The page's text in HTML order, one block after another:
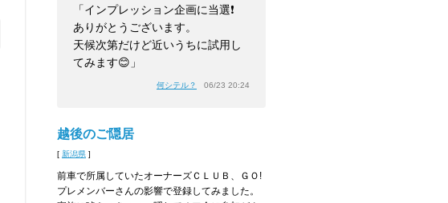
「インプレッション企画に当選❗️
ありがとうございます。
天候次第だけど近いうちに試用し
てみます😊」
何シテル？ 06/23 20:24
越後のご隠居
[ 新潟県 ]
前車で所属していたオーナーズＣＬＵＢ、ＧＯ!
プレメンバーさんの影響で登録してみました。